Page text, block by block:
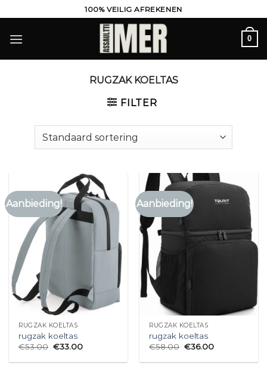
naar
inhoud
100% VEILIG AFREKENEN
0
RUGZAK KOELTAS
FILTER
Aanbieding!
RUGZAK KOELTAS
rugzak koeltas
€53.00 €33.00
Aanbieding!
RUGZAK KOELTAS
rugzak koeltas
€58.00 €36.00